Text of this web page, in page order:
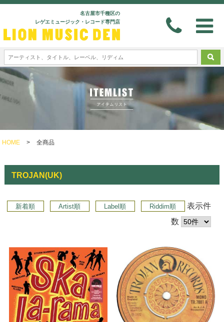
名古屋市千種区の
レゲエミュージック・レコード専門店
HOME > 全商品
TROJAN(UK)
新着順 Artist順 Label順 Riddim順
表示件
数